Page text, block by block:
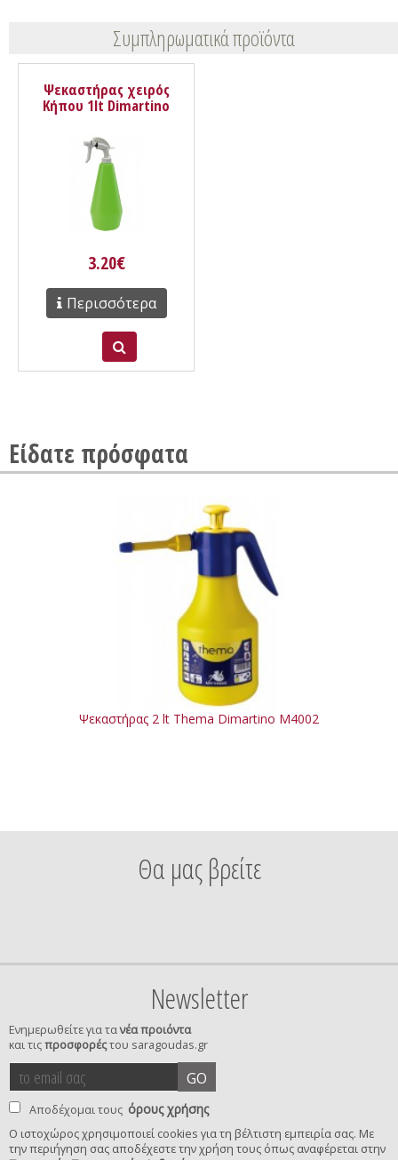
Συμπληρωματικά προϊόντα
Ψεκαστήρας χειρός
Κήπου 1lt Dimartino
3.20€
Περισσότερα
Είδατε πρόσφατα
Ψεκαστήρας 2 lt Thema Dimartino M4002
Θα μας βρείτε
Newsletter
Ενημερωθείτε για τανέα προιόντα
και τιςπροσφορέςτου saragoudas.gr
το
email
σας
GO
Αποδέχομαι τους όρους χρήσης
Ο ιστοχώρος χρησιμοποιεί cookies για τη βέλτιστη εμπειρία σας. Με
την περιήγηση σας αποδέχεστε την χρήση τους όπως αναφέρεται στην